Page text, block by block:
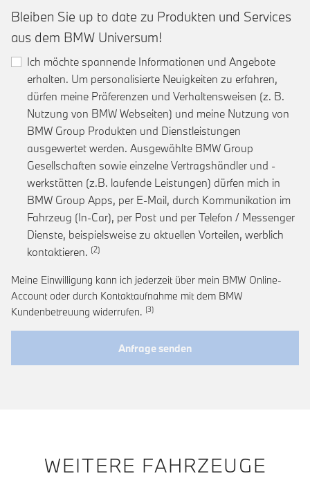
Bleiben Sie up to date zu Produkten und Services
aus dem BMW Universum!
Ich möchte spannende Informationen und Angebote
erhalten. Um personalisierte Neuigkeiten zu erfahren,
dürfen meine Präferenzen und Verhaltensweisen (z. B.
Nutzung von BMW Webseiten) und meine Nutzung von
BMW Group Produkten und Dienstleistungen
ausgewertet werden. Ausgewählte BMW Group
Gesellschaften sowie einzelne Vertragshändler und -
werkstätten (z.B. laufende Leistungen) dürfen mich in
BMW Group Apps, per E-Mail, durch Kommunikation im
Fahrzeug (In-Car), per Post und per Telefon / Messenger
Dienste, beispielsweise zu aktuellen Vorteilen, werblich
kontaktieren. Link zur Fußnote: Einwilligung zur
Meine Einwilligung kann ich jederzeit über mein BMW Online-
Account oder durch Kontaktaufnahme mit dem BMW
Kundenbetreuung widerrufen. Link zur Fußnote: Widerruf der
Anfrage senden
WEITERE FAHRZEUGE